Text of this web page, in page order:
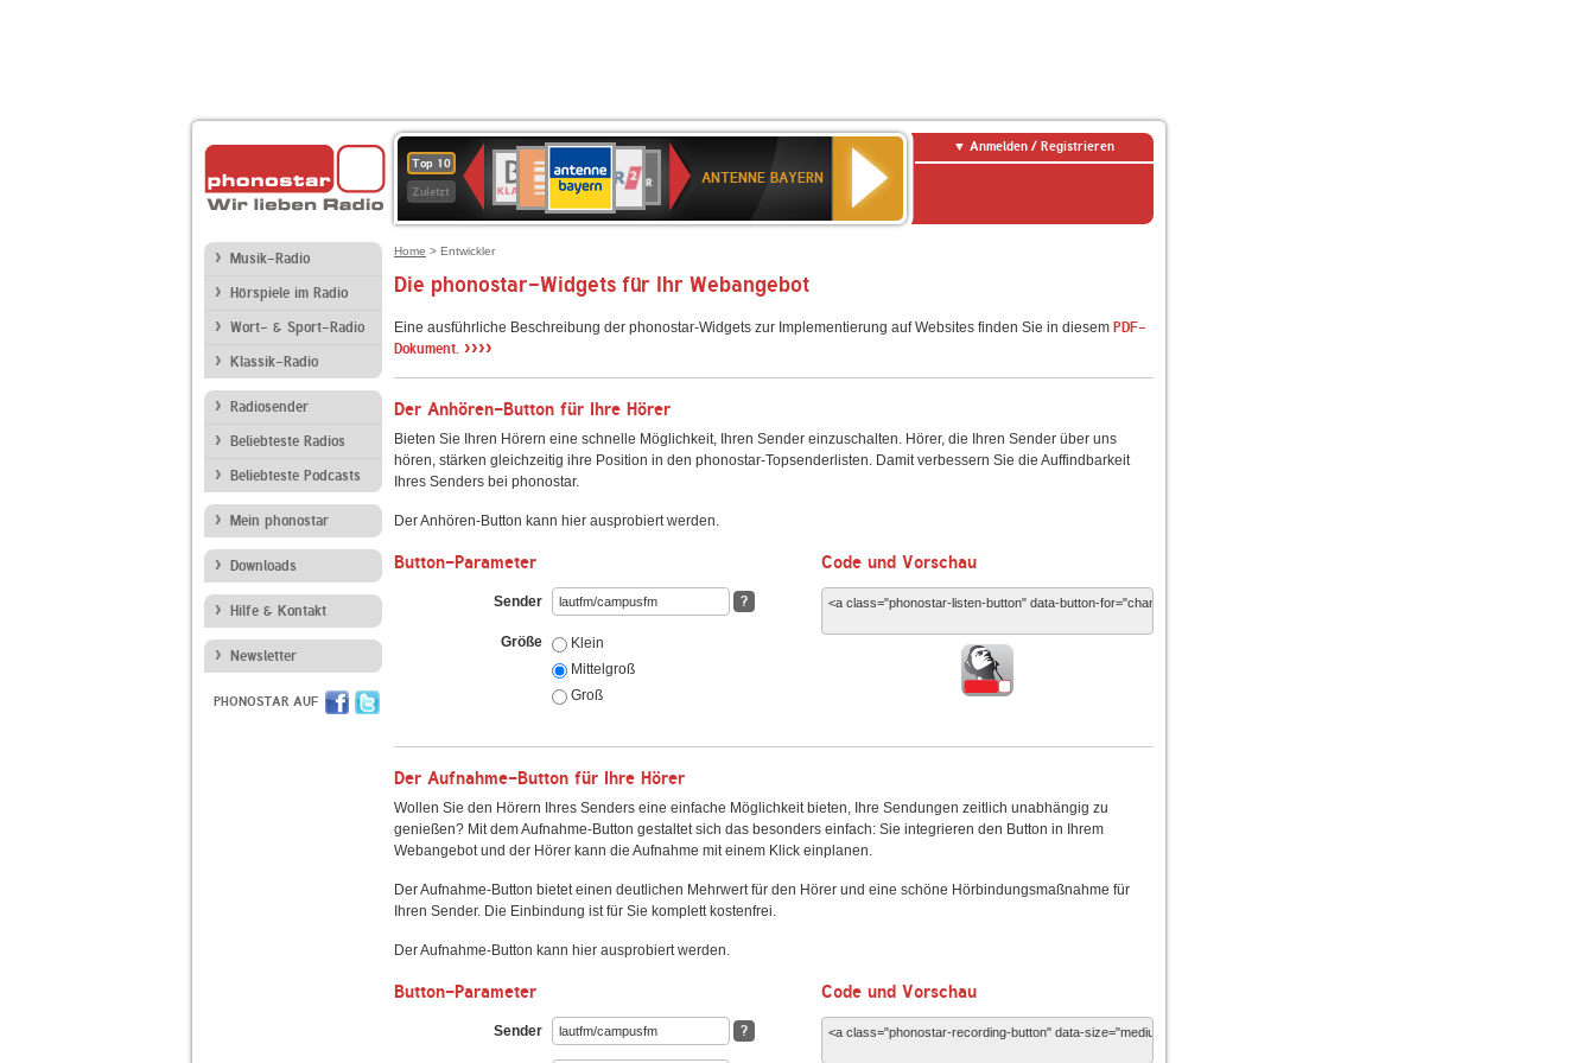
Top 10
Zuletzt
Deutschlandfunk
80er
90er
OLDIE
ANTENNE
SWR3
WDR
4
BR-
KLASSIK
Deutschlandfunk
KulturBAYERN
2
SWR
Kultur
NDR
2
ANTENNE BAYERN
Anmelden / Registrieren
Musik-Radio
Hörspiele im Radio
Wort- & Sport-Radio
Klassik-Radio
Radiosender
Beliebteste Radios
Beliebteste Podcasts
Mein phonostar
Downloads
Hilfe & Kontakt
Newsletter
PHONOSTAR AUF
Home > Entwickler
Die phonostar-Widgets für Ihr Webangebot
Eine ausführliche Beschreibung der phonostar-Widgets zur Implementierung auf Websites finden Sie in diesem PDF-
Dokument. ››››
Der Anhören-Button für Ihre Hörer
Bieten Sie Ihren Hörern eine schnelle Möglichkeit, Ihren Sender einzuschalten. Hörer, die Ihren Sender über uns
hören, stärken gleichzeitig ihre Position in den phonostar-Topsenderlisten. Damit verbessern Sie die Auffindbarkeit
Ihres Senders bei phonostar.
Der Anhören-Button kann hier ausprobiert werden.
Button-Parameter
Sender ?
Größe
Klein
Mittelgroß
Groß
Code und Vorschau
Der Aufnahme-Button für Ihre Hörer
Wollen Sie den Hörern Ihres Senders eine einfache Möglichkeit bieten, Ihre Sendungen zeitlich unabhängig zu
genießen? Mit dem Aufnahme-Button gestaltet sich das besonders einfach: Sie integrieren den Button in Ihrem
Webangebot und der Hörer kann die Aufnahme mit einem Klick einplanen.
Der Aufnahme-Button bietet einen deutlichen Mehrwert für den Hörer und eine schöne Hörbindungsmaßnahme für
Ihren Sender. Die Einbindung ist für Sie komplett kostenfrei.
Der Aufnahme-Button kann hier ausprobiert werden.
Button-Parameter
Sender ?
Code und Vorschau